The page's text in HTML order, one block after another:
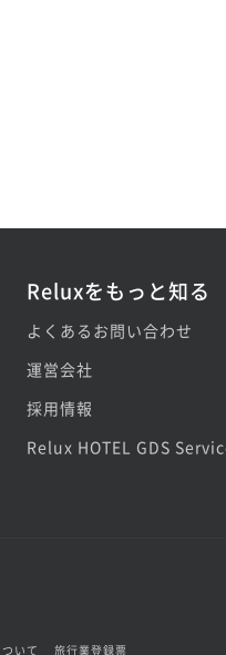
Reluxをもっと知る
よくあるお問い合わせ
運営会社
採用情報
Relux HOTEL GDS
いて 旅行業登録票